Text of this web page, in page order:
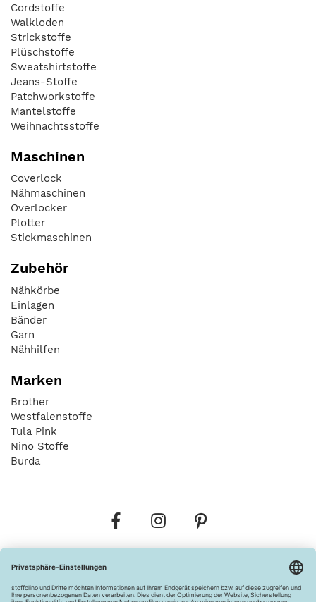
Cordstoffe
Walkloden
Strickstoffe
Plüschstoffe
Sweatshirtstoffe
Jeans-Stoffe
Patchworkstoffe
Mantelstoffe
Weihnachtsstoffe
Maschinen
Coverlock
Nähmaschinen
Overlocker
Plotter
Stickmaschinen
Zubehör
Nähkörbe
Einlagen
Bänder
Garn
Nähhilfen
Marken
Brother
Westfalenstoffe
Tula Pink
Nino Stoffe
Burda